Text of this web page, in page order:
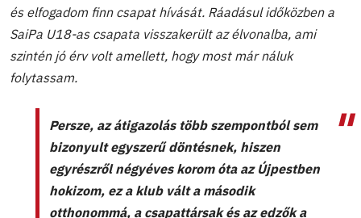
és elfogadom finn csapat hívását. Ráadásul időközben a
SaiPa U18-as csapata visszakerült az élvonalba, ami
szintén jó érv volt amellett, hogy most már náluk
folytassam.
Persze, az átigazolás több szempontból sem
bizonyult egyszerű döntésnek, hiszen
egyrészről négyéves korom óta az Újpestben
hokizom, ez a klub vált a második
otthonommá, a csapattársak és az edzők a